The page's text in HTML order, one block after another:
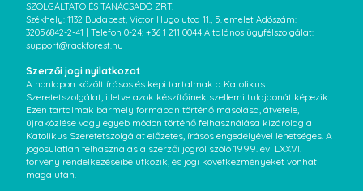
SZOLGÁLTATÓ ÉS TANÁCSADÓ ZRT.
Székhely: 1132 Budapest, Victor Hugo utca 11., 5. emelet Adószám:
32056842-2-41 | Telefon 0-24: +36 1 211 0044 Általános ügyfélszolgálat:
support@rackforest.hu
Szerzői jogi nyilatkozat
A honlapon közölt írásos és képi tartalmak a Katolikus
Szeretetszolgálat, illetve azok készítőinek szellemi tulajdonát képezik.
Ezen tartalmak bármely formában történő másolása, átvétele,
újraközlése vagy egyéb módon történő felhasználása kizárólag a
Katolikus Szeretetszolgálat előzetes, írásos engedélyével lehetséges. A
jogosulatlan felhasználás a szerzői jogról szóló 1999. évi LXXVI.
törvény rendelkezéseibe ütközik, és jogi következményeket vonhat
maga után.